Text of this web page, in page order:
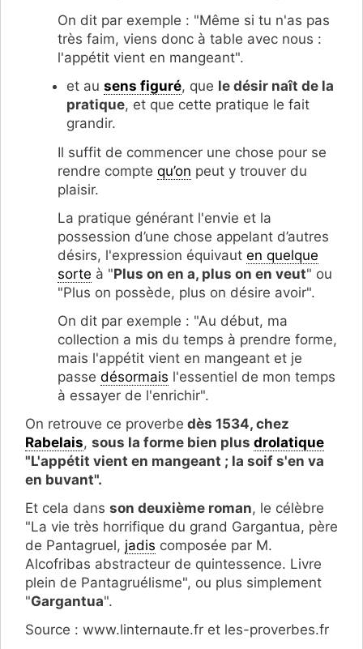
On dit par exemple : "Même si tu n'as pas
très faim, viens donc à table avec nous :
l'appétit vient en mangeant".
et au sens figuré, que le désir naît de la
pratique, et que cette pratique le fait
grandir.
Il suffit de commencer une chose pour se
rendre compte qu’on peut y trouver du
plaisir.
La pratique générant l'envie et la
possession d’une chose appelant d’autres
désirs, l'expression équivaut en quelque
sorte à "Plus on en a, plus on en veut" ou
"Plus on possède, plus on désire avoir".
On dit par exemple : "Au début, ma
collection a mis du temps à prendre forme,
mais l'appétit vient en mangeant et je
passe désormais l'essentiel de mon temps
à essayer de l'enrichir".
On retrouve ce proverbe dès 1534, chez
Rabelais, sous la forme bien plus drolatique
"L'appétit vient en mangeant ; la soif s'en va
en buvant".
Et cela dans son deuxième roman, le célèbre
"La vie très horrifique du grand Gargantua, père
de Pantagruel, jadis composée par M.
Alcofribas abstracteur de quintessence. Livre
plein de Pantagruélisme", ou plus simplement
"Gargantua".
Source : www.linternaute.fr et les-proverbes.fr